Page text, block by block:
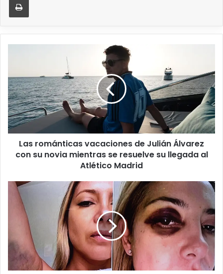
Las románticas vacaciones de Julián Álvarez
con su novia mientras se resuelve su llegada al
Atlético Madrid